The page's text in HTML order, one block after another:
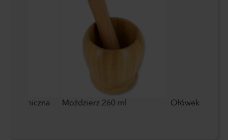
termiczna Moździerz 260 ml Ołówek z